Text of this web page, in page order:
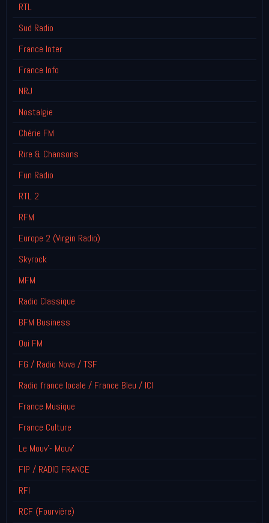
RTL
Sud Radio
France Inter
France Info
NRJ
Nostalgie
Chérie FM
Rire & Chansons
Fun Radio
RTL 2
RFM
Europe 2 (Virgin Radio)
Skyrock
MFM
Radio Classique
BFM Business
Oui FM
FG / Radio Nova / TSF
Radio france locale / France Bleu / ICI
France Musique
France Culture
Le Mouv'- Mouv'
FIP / RADIO FRANCE
RFI
RCF (Fourvière)